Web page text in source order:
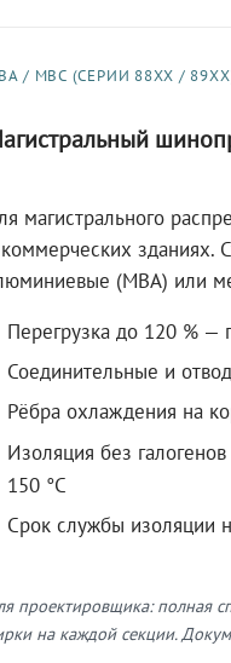
/ МВС (СЕРИИ 88XX /
магистрального
зданиях.
(МВА) или
Перегрузка до 120 % —
Соединительные и
Рёбра охлаждения на
Изоляция без
150 °C
Срок службы изоляции
проектировщика: полная
на каждой секции.